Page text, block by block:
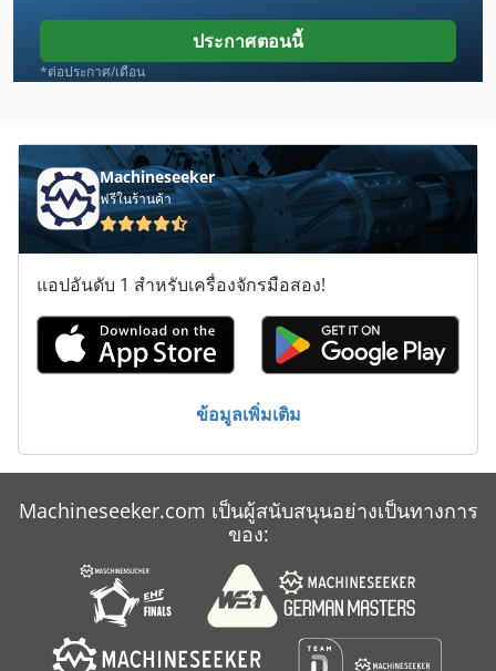
Claas Mercator 50
Claas Quadrant 1200 Rc
Claas Quadrant 2200 Rc
Claas Quadrant 3200 Rc
Claas Rollant 340
Claas Rollant 350 Rc
Claas Scorpion 6030 Cp
Claas Xerion 3800
Claas Xerion 3800 Vc
Gildemeister Ct 20
ประกาศตอนนี้
*ต่อประกาศ/เดือน
Machineseeker
ฟรีในร้านค้า
แอปอันดับ 1 สำหรับเครื่องจักรมือสอง!
ข้อมูลเพิ่มเติม
Machineseeker.com เป็นผู้สนับสนุนอย่างเป็นทางการ
ของ: